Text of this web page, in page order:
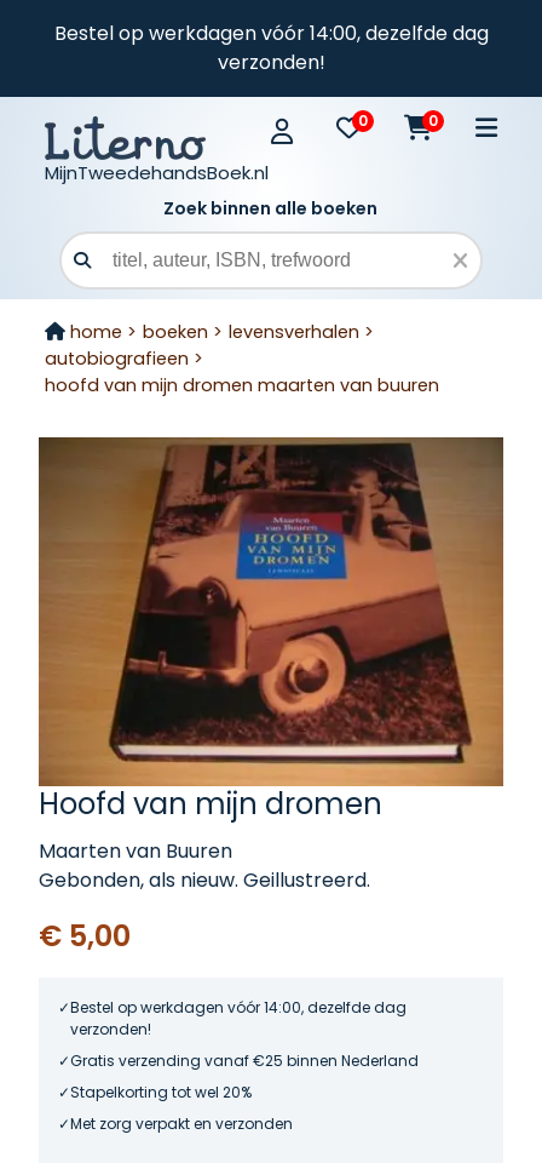
Bestel op werkdagen vóór 14:00, dezelfde dag
verzonden!
MijnTweedehandsBoek.nl
0 0
Zoek binnen alle boeken
Zoekveld
home > boeken > levensverhalen >
autobiografieen >
hoofd van mijn dromen maarten van buuren
Hoofd van mijn dromen
Maarten van Buuren
Gebonden, als nieuw. Geillustreerd.
€ 5,00
Bestel op werkdagen vóór 14:00, dezelfde dag
verzonden!
Gratis verzending vanaf €25 binnen Nederland
Stapelkorting tot wel 20%
Met zorg verpakt en verzonden